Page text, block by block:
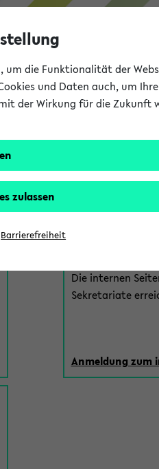
die für Sie richtige aus:
eKVV für
Die internen
Sekretariate
Anmeldung zum
um die Funktionalität der
und Daten auch, um
der Wirkung für die Zukunft
zulassen
Barrierefreiheit